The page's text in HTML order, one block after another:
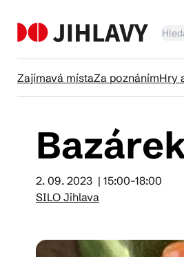
Zajímavá místaZa poznánímHry
2. 09. 2023 | 15:00-18:00
SILO Jihlava